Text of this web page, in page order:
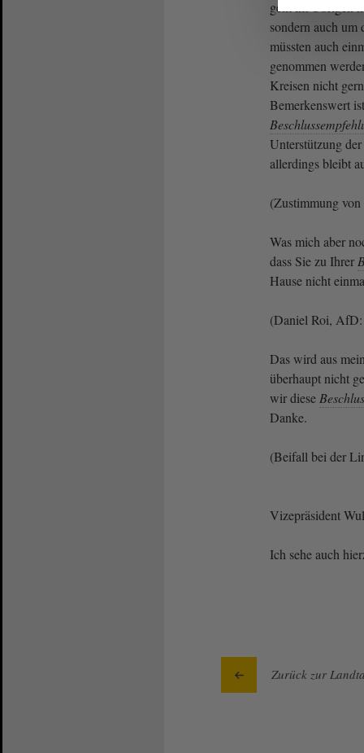
geht im Übrigen
sondern auch um
müssten auch
genommen
Kreisen nicht
Bemerkenswert
Unterstützung
allerdings bleibt
(Zustimmung
Was mich aber
dass Sie zu Ihrer
Hause nicht
(Daniel Roi,
Das wird aus
überhaupt nicht
wir diese
Danke.
(Beifall bei der
Vizepräsident
Ich sehe auch
Zurück zur